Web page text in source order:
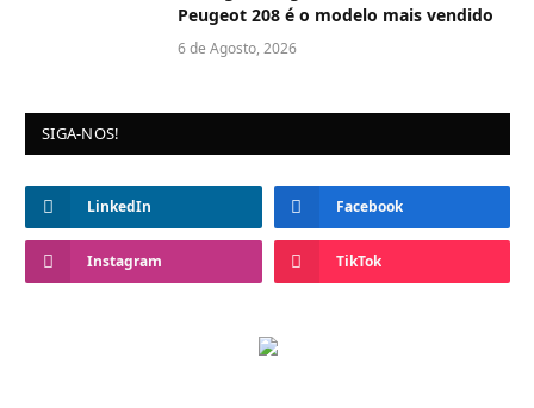
Peugeot 208 é o modelo mais vendido
6 de Agosto, 2026
SIGA-NOS!
LinkedIn Facebook
Instagram TikTok